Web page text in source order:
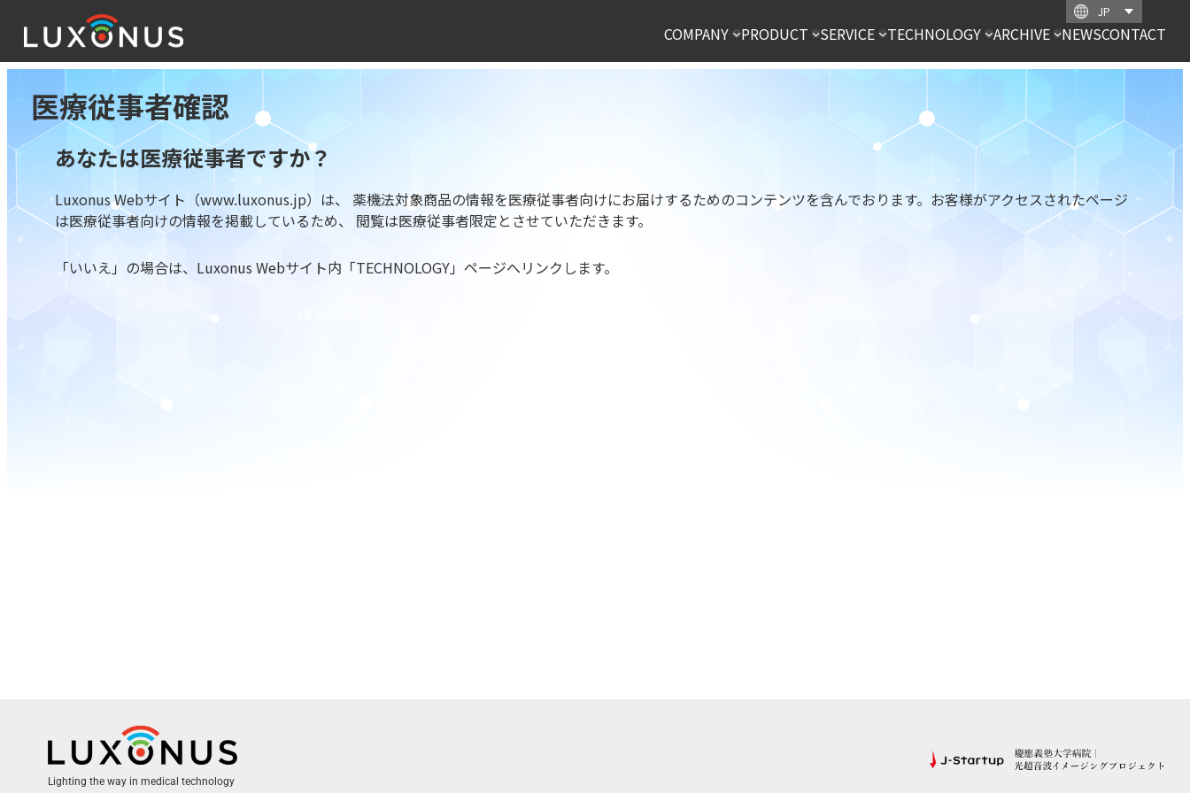
COMPANY PRODUCT SERVICE TECHNOLOGY ARCHIVE NEWSCONTACT
医療従事者確認
あなたは医療従事者ですか？
Luxonus Webサイト（www.luxonus.jp）は、 薬機法対象商品の情報を医療従事者向けにお届けするためのコンテンツを含んでおります。お客様がアクセスされたページ
は医療従事者向けの情報を掲載しているため、 閲覧は医療従事者限定とさせていただきます。
「いいえ」の場合は、Luxonus Webサイト内「TECHNOLOGY」ページへリンクします。
Lighting the way in medical technology